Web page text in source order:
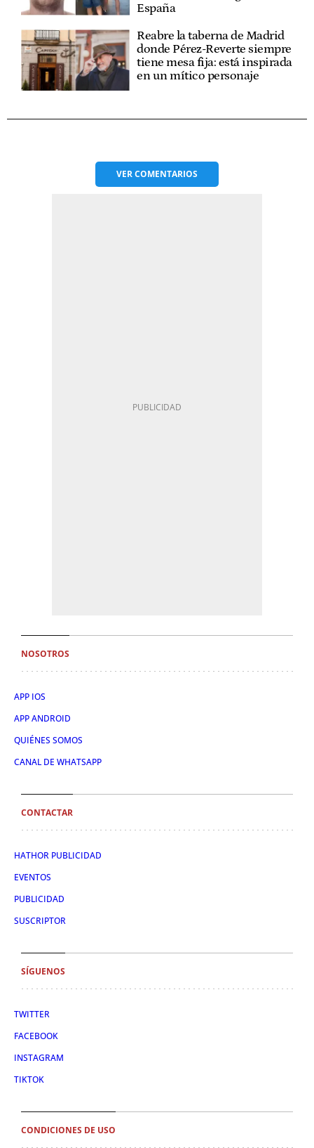
España
Reabre la taberna de Madrid
donde Pérez-Reverte siempre
tiene mesa fija: está inspirada
en un mítico personaje
VERCOMENTARIOS
NOSOTROS
APP IOS
APP ANDROID
QUIÉNES SOMOS
CANAL DE WHATSAPP
CONTACTAR
HATHOR PUBLICIDAD
EVENTOS
PUBLICIDAD
SUSCRIPTOR
SÍGUENOS
TWITTER
FACEBOOK
INSTAGRAM
TIKTOK
CONDICIONES DE USO